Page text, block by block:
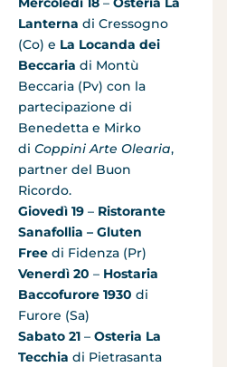
Lanterna di Cressogno
(Co) e La Locanda dei
Beccaria di Montù
Beccaria (Pv) con la
partecipazione di
Benedetta e Mirko
di Coppini Arte Olearia,
partner del Buon
Ricordo.
Giovedì 19 – Ristorante
Sanafollia – Gluten
Free di Fidenza (Pr)
Venerdì 20 – Hostaria
Baccofurore 1930 di
Furore (Sa)
Sabato 21 – Osteria La
Tecchia di Pietrasanta